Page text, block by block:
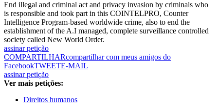
End illegal and criminal act and privacy invasion by criminals who
is responsible and took part in this COINTELPRO, Counter
Intelligence Program-based worldwide crime, also to end the
establishment of the A.I managed, complete surveillance controlled
society called New World Order.
assinar petição
COMPARTILHARcompartilhar com meus amigos do
FacebookTWEETE-MAIL
assinar petição
Ver mais petições:
Direitos humanos